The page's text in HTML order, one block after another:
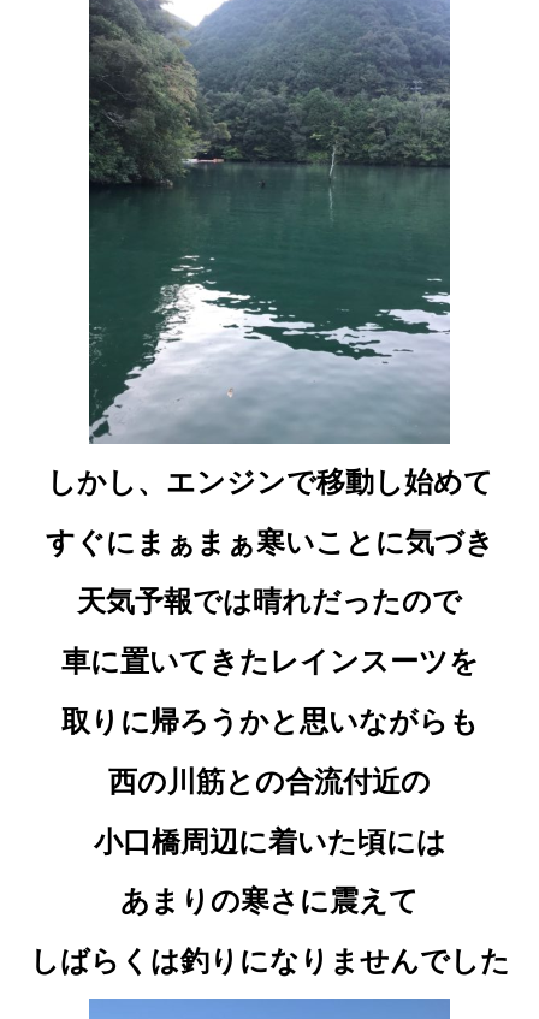
しかし、エンジンで移動し始めて
すぐにまぁまぁ寒いことに気づき
天気予報では晴れだったので
車に置いてきたレインスーツを
取りに帰ろうかと思いながらも
西の川筋との合流付近の
小口橋周辺に着いた頃には
あまりの寒さに震えて
しばらくは釣りになりませんでした